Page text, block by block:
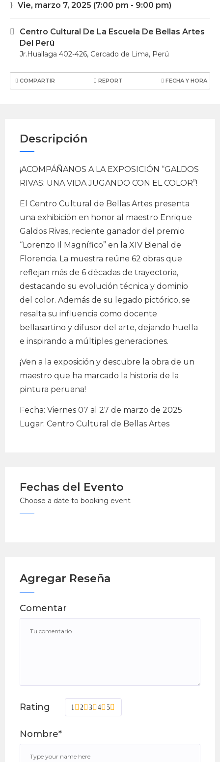
Vie, marzo 7, 2025 (7:00 pm - 9:00 pm)
Centro Cultural De La Escuela De Bellas Artes
Del Perú
Jr.Huallaga 402-426, Cercado de Lima, Perú
COMPARTIR REPORT FECHA Y HORA
Descripción
¡ACOMPÁÑANOS A LA EXPOSICIÓN “GALDOS
RIVAS: UNA VIDA JUGANDO CON EL COLOR”!
El Centro Cultural de Bellas Artes presenta
una exhibición en honor al maestro Enrique
Galdos Rivas, reciente ganador del premio
“Lorenzo Il Magnífico” en la XIV Bienal de
Florencia. La muestra reúne 62 obras que
reflejan más de 6 décadas de trayectoria,
destacando su evolución técnica y dominio
del color. Además de su legado pictórico, se
resalta su influencia como docente
bellasartino y difusor del arte, dejando huella
e inspirando a múltiples generaciones.
¡Ven a la exposición y descubre la obra de un
maestro que ha marcado la historia de la
pintura peruana!
Fecha: Viernes 07 al 27 de marzo de 2025
Lugar: Centro Cultural de Bellas Artes
Fechas del Evento
Choose a date to booking event
Agregar Reseña
Comentar
Rating 5
4
3
2
1
Nombre*